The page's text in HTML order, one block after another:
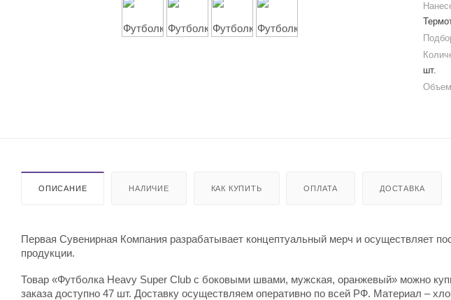
шт.
Объем
ОПИСАНИЕ НАЛИЧИЕ КАК КУПИТЬ ОПЛАТА ДОСТАВКА
Первая Сувенирная Компания разрабатывает концептуальный мерч и осуществляет
продукции.
Товар «Футболка Heavy Super Club с боковыми швами, мужская, оранжевый» можно
заказа доступно 47 шт. Доставку осуществляем оперативно по всей РФ. Материал –